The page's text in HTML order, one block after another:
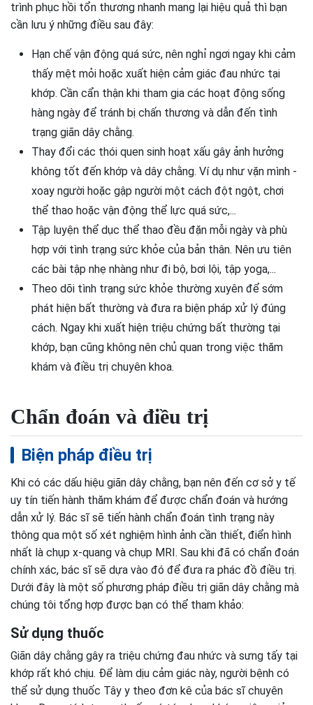
trình phục hồi tổn thương nhanh mang lại hiệu quả thì bạn
cần lưu ý những điều sau đây:
Hạn chế vận động quá sức, nên nghỉ ngơi ngay khi cảm
thấy mệt mỏi hoặc xuất hiện cảm giác đau nhức tại
khớp. Cần cẩn thận khi tham gia các hoạt động sống
hàng ngày để tránh bị chấn thương và dẫn đến tình
trạng giãn dây chằng.
Thay đổi các thói quen sinh hoạt xấu gây ảnh hưởng
không tốt đến khớp và dây chằng. Ví dụ như vặn mình -
xoay người hoặc gập người một cách đột ngột, chơi
thể thao hoặc vận động thể lực quá sức,...
Tập luyện thể dục thể thao đều đặn mỗi ngày và phù
hợp với tình trạng sức khỏe của bản thân. Nên ưu tiên
các bài tập nhẹ nhàng như đi bộ, bơi lội, tập yoga,...
Theo dõi tình trạng sức khỏe thường xuyên để sớm
phát hiện bất thường và đưa ra biện pháp xử lý đúng
cách. Ngay khi xuất hiện triệu chứng bất thường tại
khớp, bạn cũng không nên chủ quan trong việc thăm
khám và điều trị chuyên khoa.
Chẩn đoán và điều trị
Biện pháp điều trị
Khi có các dấu hiệu giãn dây chằng, bạn nên đến cơ sở y tế
uy tín tiến hành thăm khám để được chẩn đoán và hướng
dẫn xử lý. Bác sĩ sẽ tiến hành chẩn đoán tình trạng này
thông qua một số xét nghiệm hình ảnh cần thiết, điển hình
nhất là chụp x-quang và chụp MRI. Sau khi đã có chẩn đoán
chính xác, bác sĩ sẽ dựa vào đó để đưa ra phác đồ điều trị.
Dưới đây là một số phương pháp điều trị giãn dây chằng mà
chúng tôi tổng hợp được bạn có thể tham khảo:
Sử dụng thuốc
Giãn dây chằng gây ra triệu chứng đau nhức và sưng tấy tại
khớp rất khó chịu. Để làm dịu cảm giác này, người bệnh có
thể sử dụng thuốc Tây y theo đơn kê của bác sĩ chuyên